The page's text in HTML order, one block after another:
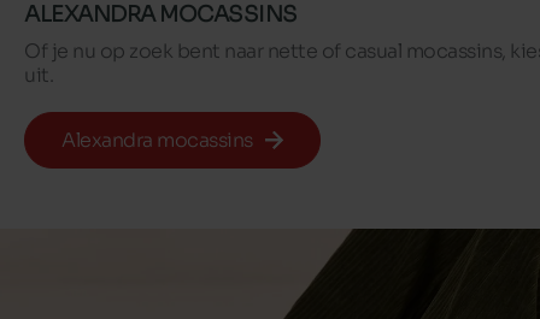
ALEXANDRA MOCASSINS
Of je nu op zoek bent naar nette of casual mocassins,
uit.
Alexandra mocassins